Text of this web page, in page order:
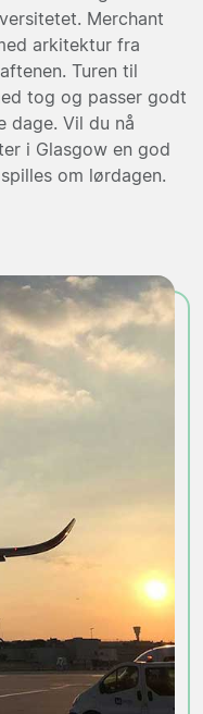
Merchant
arkitektur fra
Turen til
tog og passer godt
dage. Vil du nå
i Glasgow en god
om lørdagen.